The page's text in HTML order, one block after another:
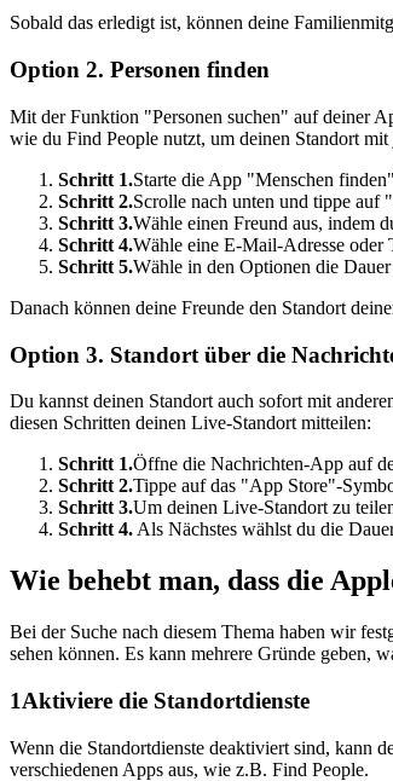
Sobald das erledigt ist, können deine
Option 2. Personen finden
Mit der Funktion "Personen suchen" auf deiner
wie du Find People nutzt, um deinen Standort mit
Schritt 1.Starte die App "Menschen
Schritt 2.Scrolle nach unten und tippe auf
Schritt 3.Wähle einen Freund aus, indem
Schritt 4.Wähle eine E-Mail-Adresse oder
Schritt 5.Wähle in den Optionen die
Danach können deine Freunde den Standort
Option 3. Standort über die
Du kannst deinen Standort auch sofort mit
diesen Schritten deinen Live-Standort mitteilen:
Schritt 1.Öffne die Nachrichten-App auf
Schritt 2.Tippe auf das "App Store"-
Schritt 3.Um deinen Live-Standort zu
Schritt 4. Als Nächstes wählst du die
Wie behebt man, dass die
Bei der Suche nach diesem Thema haben wir
sehen können. Es kann mehrere Gründe geben,
1Aktiviere die Standortdienste
Wenn die Standortdienste deaktiviert sind, kann
verschiedenen Apps aus, wie z.B. Find People.